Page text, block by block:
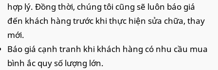
hợp lý. Đồng thời, chúng tôi cũng sẽ luôn báo giá
đến khách hàng trước khi thực hiện sửa chữa, thay
mới.
Báo giá cạnh tranh khi khách hàng có nhu cầu mua
bình ắc quy số lượng lớn.